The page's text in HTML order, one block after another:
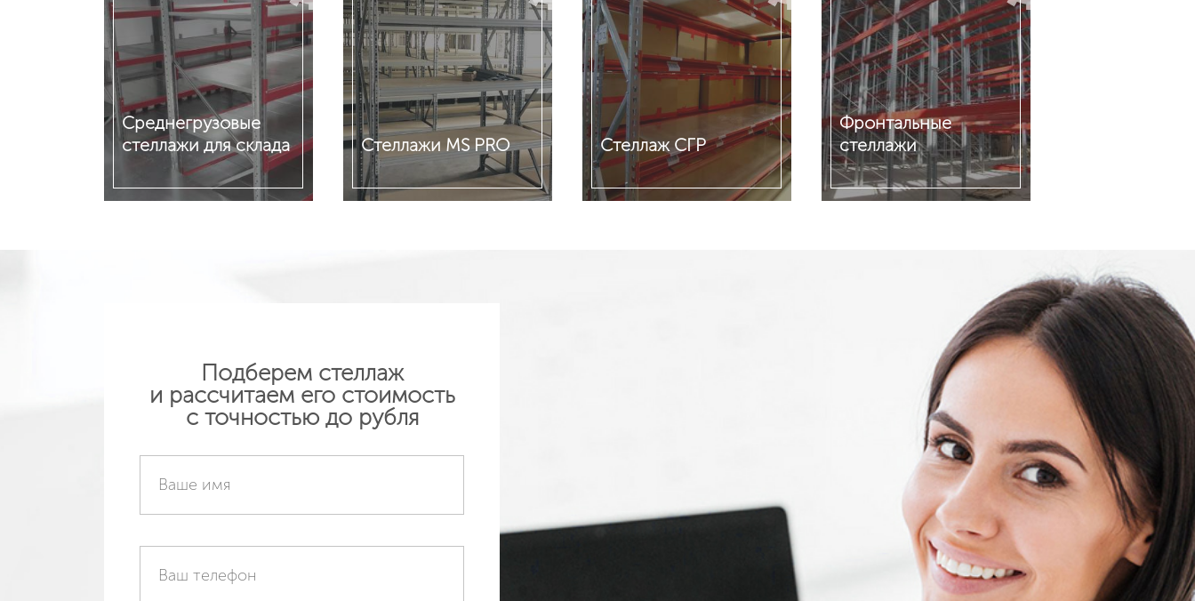
Среднегрузовые
стеллажи для склада
Стеллажи MS PRO Стеллаж СГР
Фронтальные
стеллажи
Подберем стеллаж
и рассчитаем его стоимость
с точностью до рубля